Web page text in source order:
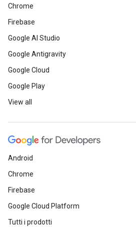
Chrome
Firebase
Google AI Studio
Google Antigravity
Google Cloud
Google Play
View all
Android
Chrome
Firebase
Google Cloud Platform
Tutti i prodotti